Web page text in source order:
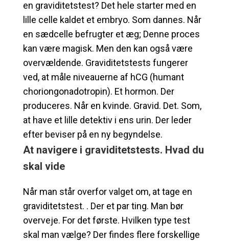
en graviditetstest? Det hele starter med en
lille celle kaldet et embryo. Som dannes. Når
en sædcelle befrugter et æg; Denne proces
kan være magisk. Men den kan også være
overvældende. Graviditetstests fungerer
ved, at måle niveauerne af hCG (humant
choriongonadotropin). Et hormon. Der
produceres. Når en kvinde. Gravid. Det. Som,
at have et lille detektiv i ens urin. Der leder
efter beviser på en ny begyndelse.
At navigere i graviditetstests. Hvad du
skal vide
Når man står overfor valget om, at tage en
graviditetstest. . Der et par ting. Man bør
overveje. For det første. Hvilken type test
skal man vælge? Der findes flere forskellige